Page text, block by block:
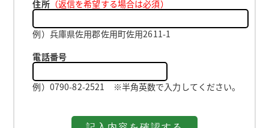
住所（返信を希望する場合は必須）
例）兵庫県佐用郡佐用町佐用2611-1
電話番号
例）0790-82-2521 ※半角英数で入力してください。